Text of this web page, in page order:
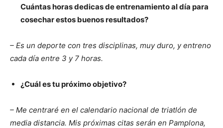
Cuántas horas dedicas de entrenamiento al día para
cosechar estos buenos resultados?
– Es un deporte con tres disciplinas, muy duro, y entreno
cada día entre 3 y 7 horas.
¿Cuál es tu próximo objetivo?
– Me centraré en el calendario nacional de triatlón de
media distancia. Mis próximas citas serán en Pamplona,